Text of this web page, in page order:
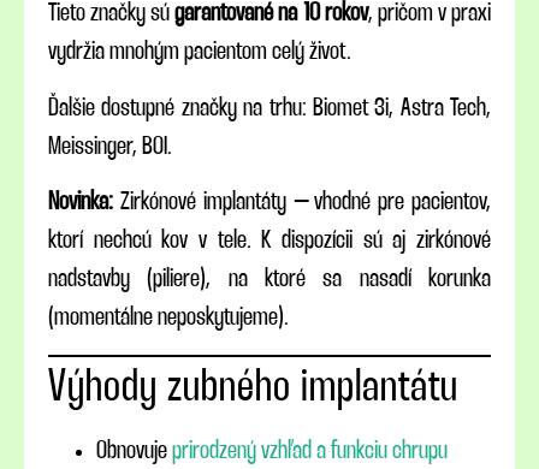
Tieto značky súgarantované na 10 rokov, pričom v praxi
vydržia mnohým pacientom celý život.
Ďalšie dostupné značky na trhu: Biomet 3i, Astra Tech,
Meissinger, BOI.
Novinka: Zirkónové implantáty – vhodné pre pacientov,
ktorí nechcú kov v tele. K dispozícii sú aj zirkónové
nadstavby (piliere), na ktoré sa nasadí korunka
(momentálne neposkytujeme).
Výhody zubného implantátu
Obnovuje prirodzený vzhľad a funkciu chrupu